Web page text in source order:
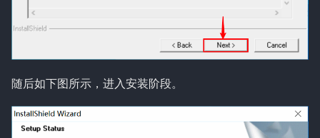
随后如下图所示，进入安装阶段。